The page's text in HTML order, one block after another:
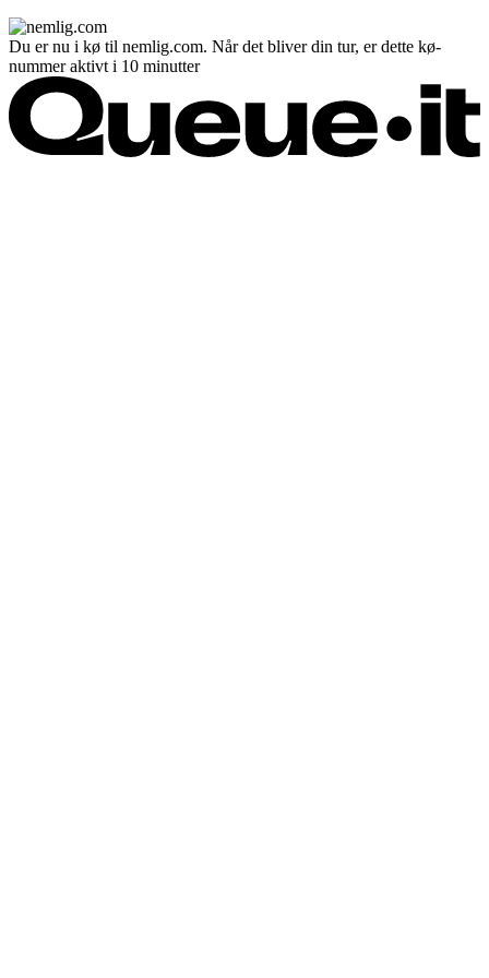
Du er nu i kø til nemlig.com. Når det bliver din tur, er dette kø-
nummer aktivt i 10 minutter